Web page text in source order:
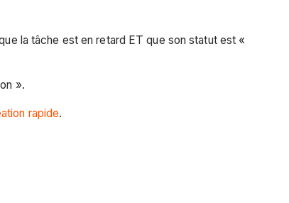
la tâche est en retard ET que son statut est «
».
rapide.